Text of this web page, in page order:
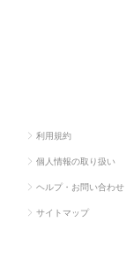
利用規約
個人情報の取り扱い
ヘルプ・お問い合わせ
サイトマップ